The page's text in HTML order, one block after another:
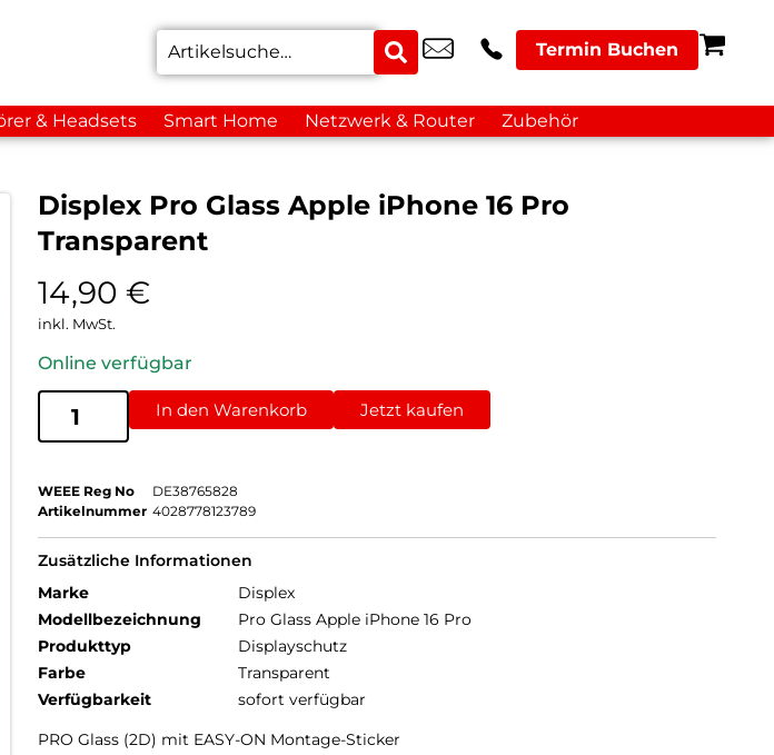
Termin Buchen
& Headsets Smart Home Netzwerk & Router Zubehör
Displex Pro Glass Apple iPhone 16 Pro
Transparent
14,90 €
inkl. MwSt.
Online verfügbar
In den Warenkorb Jetzt kaufen
WEEE Reg No
DE38765828
Artikelnummer 4028778123789
Zusätzliche Informationen
Marke
Displex
Modellbezeichnung
Pro Glass Apple iPhone 16 Pro
Produkttyp
Displayschutz
Farbe
Transparent
Verfügbarkeit
sofort verfügbar
PRO Glass (2D) mit EASY-ON Montage-Sticker